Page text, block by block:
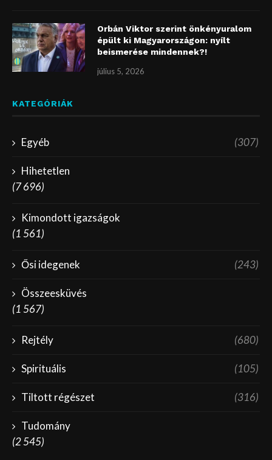
Orbán Viktor szerint önkényuralom
épült ki Magyarországon: nyílt
beismerése mindennek?!
július 5, 2026
KATEGÓRIÁK
Egyéb (307)
Hihetetlen
(7 696)
Kimondott igazságok
(1 561)
Ősi idegenek (243)
Összeesküvés
(1 567)
Rejtély (680)
Spirituális (105)
Tiltott régészet (316)
Tudomány
(2 545)